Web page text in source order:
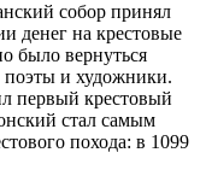
собор принял
денег на крестовые
было вернуться
поэты и художники.
первый крестовый
стал самым
похода: в 1099